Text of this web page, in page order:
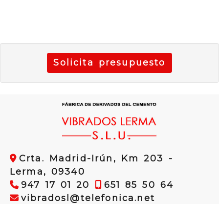
Solicita presupuesto
Crta. Madrid-Irún, Km 203 -
Lerma,09340
947 17 01 20
651 85 50 64
vibradosl
telefonica.netvibradosl